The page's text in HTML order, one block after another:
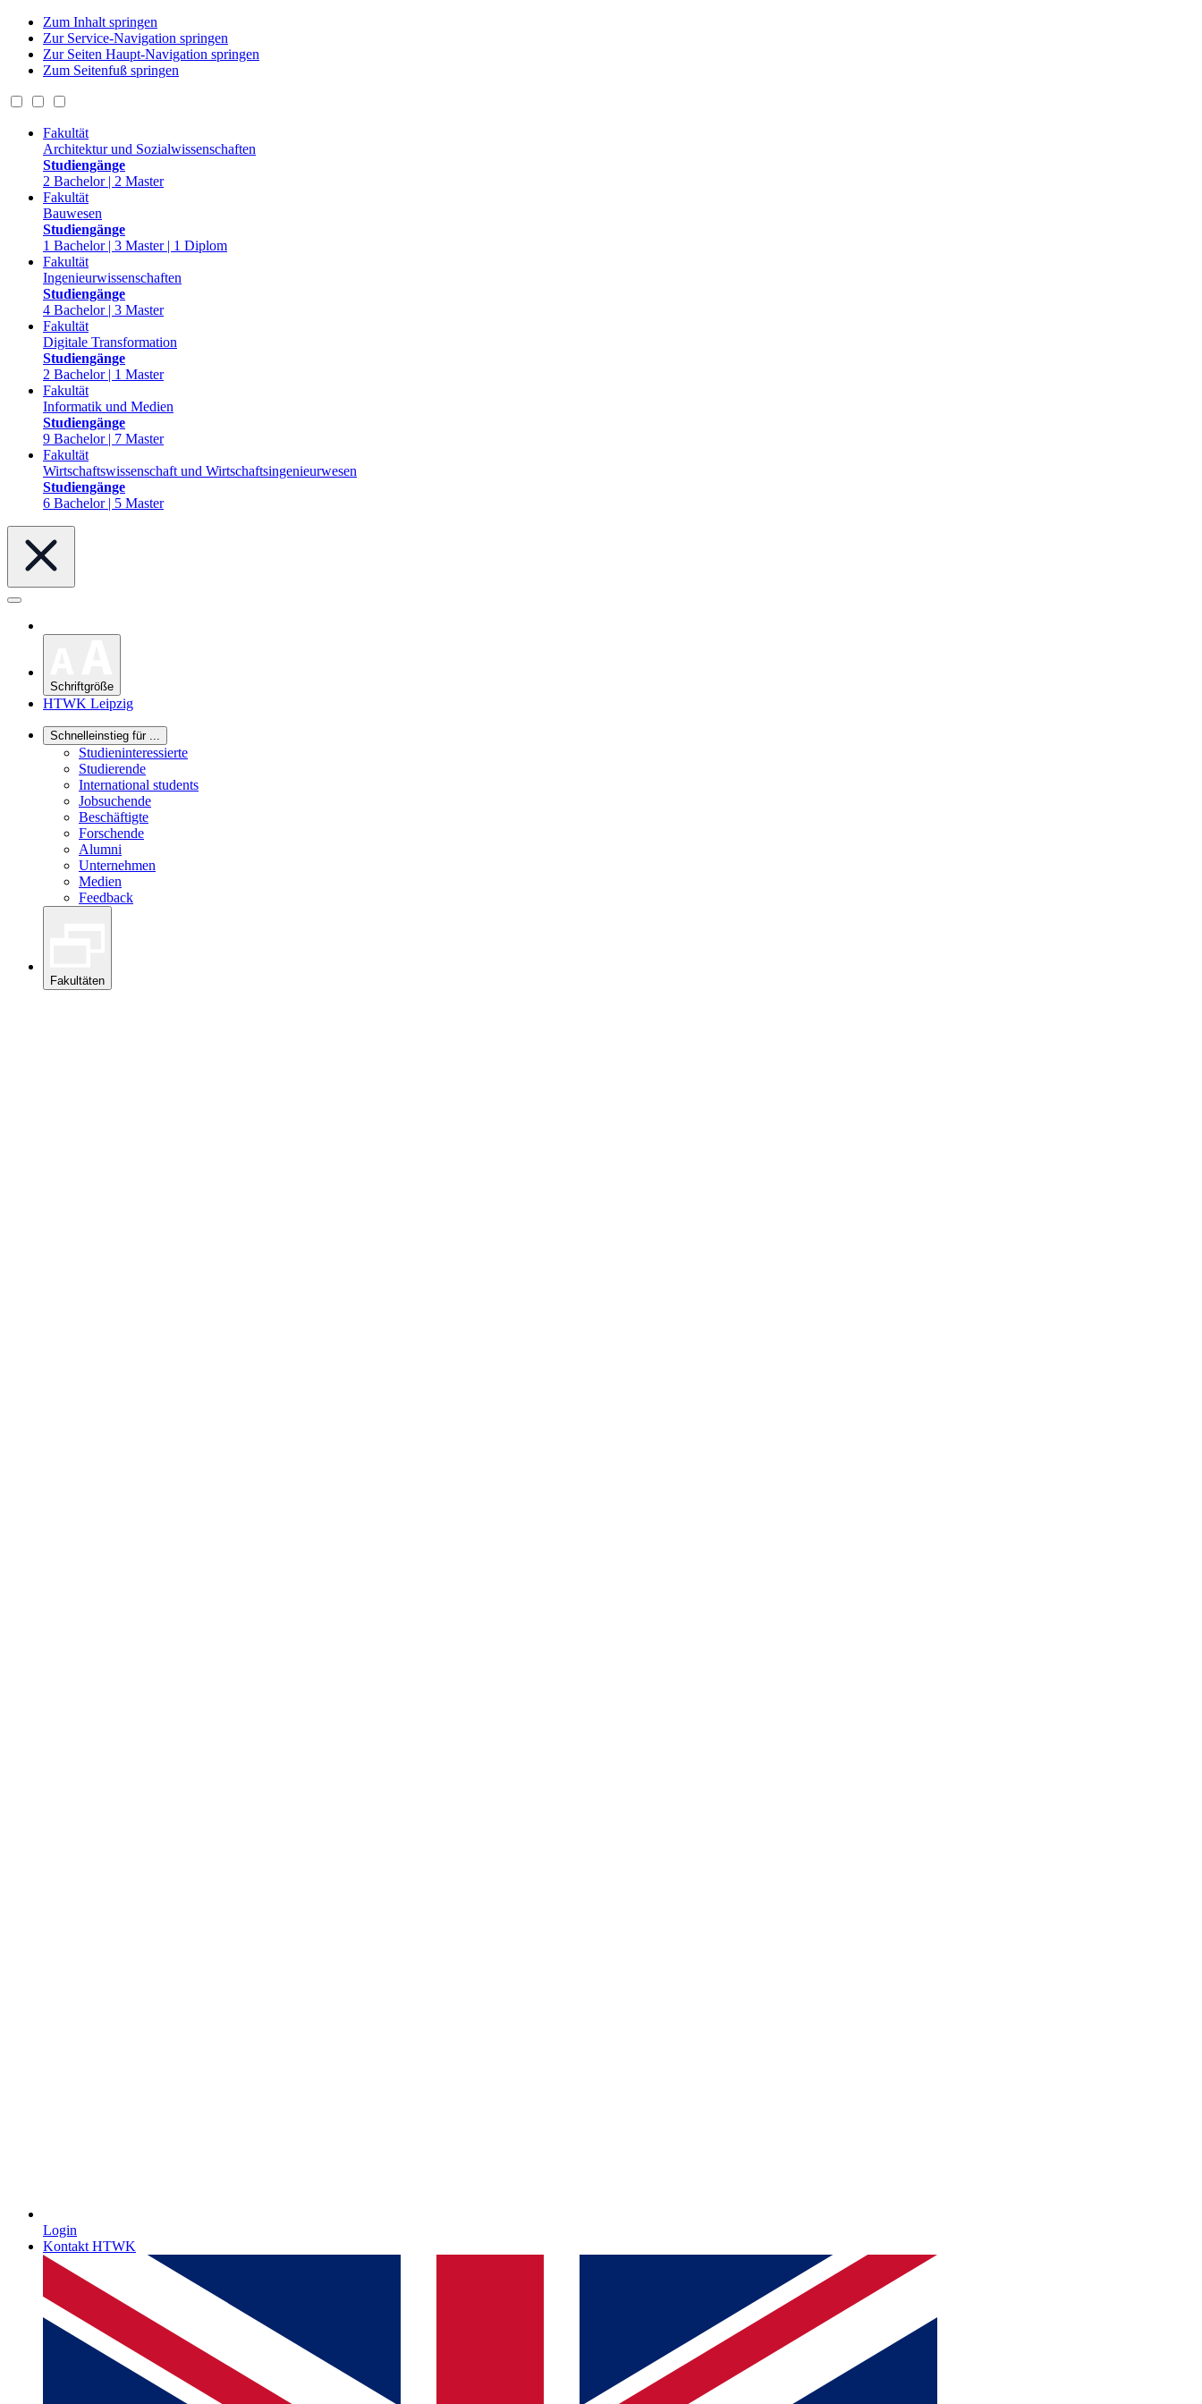
Zum Inhalt springen
Zur Service-Navigation springen
Zur Seiten Haupt-Navigation springen
Zum Seitenfuß springen
Fakultät
Architektur und Sozialwissenschaften
Studiengänge
2 Bachelor | 2 Master
Fakultät
Bauwesen
Studiengänge
1 Bachelor | 3 Master | 1 Diplom
Fakultät
Ingenieurwissenschaften
Studiengänge
4 Bachelor | 3 Master
Fakultät
Digitale Transformation
Studiengänge
2 Bachelor | 1 Master
Fakultät
Informatik und Medien
Studiengänge
9 Bachelor | 7 Master
Fakultät
Wirtschaftswissenschaft und Wirtschaftsingenieurwesen
Studiengänge
6 Bachelor | 5 Master
Schriftgröße
HTWK Leipzig
Schnelleinstieg für ...
Studieninteressierte
Studierende
International students
Jobsuchende
Beschäftigte
Forschende
Alumni
Unternehmen
Medien
Feedback
Fakultäten
Login
Kontakt HTWK